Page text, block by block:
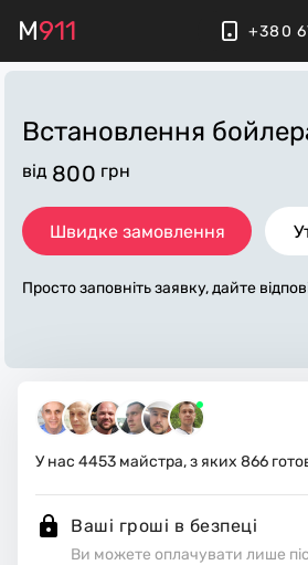
M911 +380
Встановлення
від 800 грн
Швидке замовлення
Просто заповніть заявку, дайте
питання по «встановлення
иконавці стежать за чистотою та
У нас 4453 майстра, з яких 866
Ваші гроші в безпеці
Ви можете оплачувати лише